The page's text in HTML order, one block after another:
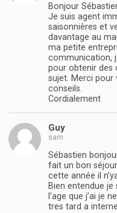
Bonjour
Je suis agent
saisonnières et
davantage au
ma petite
communication,
pour obtenir des
sujet. Merci
conseils.
Cordialement
Guy
sam
Sébastien
fait un bon
cette année il
Bien entendue
l’age que j’ai je
tres tard a